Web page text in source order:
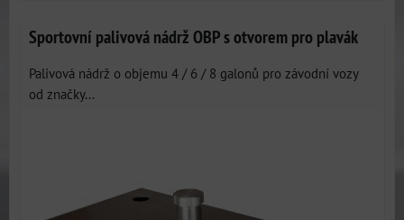
Sportovní palivová nádrž OBP s otvorem pro plavák
Palivová nádrž o objemu 4 / 6 / 8 galonů pro závodní vozy
od značky...